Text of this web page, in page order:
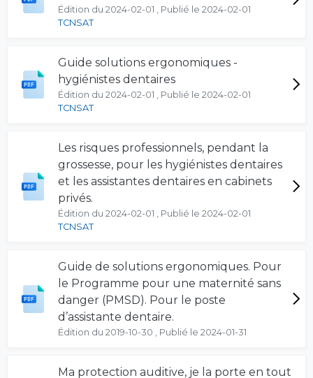
Édition du 2024-02-01 , Publié le 2024-02-01
TCNSAT
Guide solutions ergonomiques -
hygiénistes dentaires
Édition du 2024-02-01 , Publié le 2024-02-01
TCNSAT
Les risques professionnels, pendant la
grossesse, pour les hygiénistes dentaires
et les assistantes dentaires en cabinets
privés.
Édition du 2024-02-01 , Publié le 2024-02-01
TCNSAT
Guide de solutions ergonomiques. Pour
le Programme pour une maternité sans
danger (PMSD). Pour le poste
d’assistante dentaire.
Édition du 2019-10-30 , Publié le 2024-01-31
Ma protection auditive, je la porte en tout